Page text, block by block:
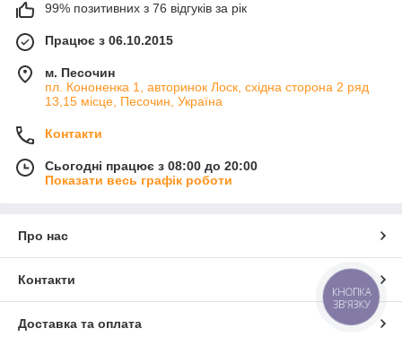
99% позитивних з 76 відгуків за рік
Працює з 06.10.2015
м. Песочин
пл. Кононенка 1, авторинок Лоск, східна сторона 2 ряд
13,15 місце, Песочин, Україна
Контакти
Сьогодні працює з 08:00 до 20:00
Показати весь графік роботи
Про нас
Контакти
Доставка та оплата
КНОПКА
ЗВ'ЯЗКУ